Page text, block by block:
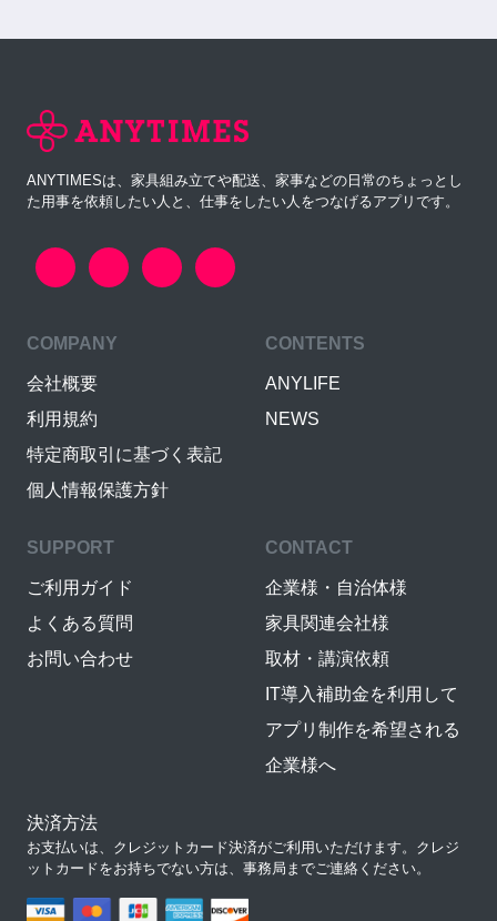
ANYTIMESは、家具組み立てや配送、家事などの日常のちょっとし
た用事を依頼したい人と、仕事をしたい人をつなげるアプリです。
COMPANY
会社概要
利用規約
特定商取引に基づく表記
個人情報保護方針
CONTENTS
ANYLIFE
NEWS
SUPPORT
ご利用ガイド
よくある質問
お問い合わせ
CONTACT
企業様・自治体様
家具関連会社様
取材・講演依頼
IT導入補助金を利用して
アプリ制作を希望される
企業様へ
決済方法
お支払いは、クレジットカード決済がご利用いただけます。クレジ
ットカードをお持ちでない方は、事務局までご連絡ください。